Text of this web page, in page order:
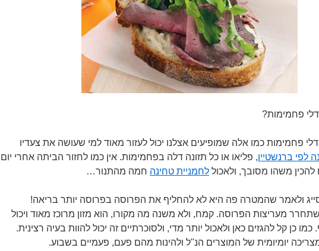
פחמימות?
פחמימות כמו אלה שמופיעים אצלנו יכול לעזור מאוד למי שעושה את צעדיו
לפי ברנשטיין, פליאו או כל תזונה דלה בפחמימות. אין כמו לחזור הביתה אחרי יום
להכין משהו מסובך, ולאכול לחמניית טחינה חמה מהתנור…
ולאמר שהמטרה פה היא לא להחליף את הפרוסה בפרוסה יותר בריאה!
מעריצות הפרוסה. קמח, ולא משנה מה מקורו, הוא מזון מרוכז מאוד ויכול
כן קל להגזים כאן ולאכול יותר מדי, ולסוכרתיים זה יכול להוות בעיה רצינית.
יומיומית של המוצרים הנ"ל ולהינות מהם פעם, פעמיים בשבוע.